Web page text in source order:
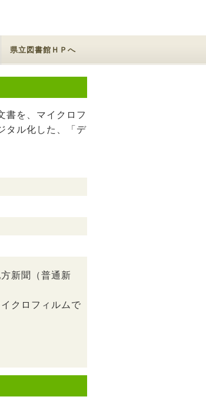
県立図書館ＨＰへ
書を、マイクロフ
タル化した、「デ
新聞（普通新
クロフィルムで